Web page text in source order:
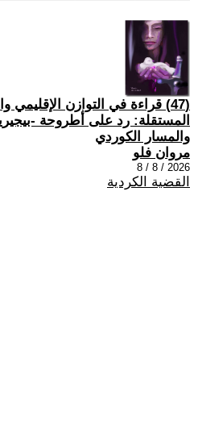
(47) قراءة في التوازن الإقليمي
المستقلة: رد على أطروحة -
والمسار الكوردي
مروان فلو
2026 / 8 / 8
القضية الكردية